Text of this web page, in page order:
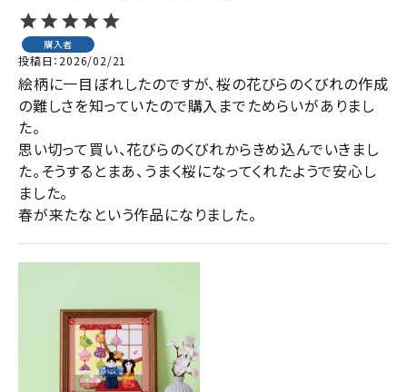
購入者
投稿日 2026/02/21
絵柄に一目ぼれしたのですが、桜の花びらのくびれの作成
の難しさを知っていたので購入までためらいがありまし
た。
思い切って買い、花びらのくびれからきめ込んでいきまし
た。そうするとまあ、うまく桜になってくれたようで安心し
ました。